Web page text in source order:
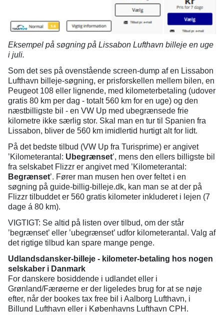
Eksempel på søgning på Lissabon Lufthavn billeje en uge
i juli.
Som det ses på ovenstående screen-dump af en Lissabon
Lufthavn billeje-søgning, er prisforskellen mellem bilen, en
Peugeot 108 eller lignende, med kilometerbetaling (udover
gratis 80 km per dag - totalt 560 km for en uge) og den
næstbilligste bil - en VW Up med ubegrænsede frie
kilometre ikke særlig stor. Skal man en tur til Spanien fra
Lissabon, bliver de 560 km imidlertid hurtigt alt for lidt.
På det bedste tilbud (VW Up fra Turisprime) er angivet
’Kilometerantal: Ubegrænset’, mens den ellers billigste bil
fra selskabet Flizzr er angivet med ’Kilometerantal:
Begrænset’. Fører man musen hen over feltet i en
søgning på guide-billig-billeje.dk, kan man se at der på
Flizzr tilbuddet er 560 gratis kilometer inkluderet i lejen (7
dage á 80 km).
VIGTIGT: Se altid på listen over tilbud, om der står
’begrænset’ eller ’ubegrænset’ udfor kilometerantal. Valg af
det rigtige tilbud kan spare mange penge.
Udlandsdansker-billeje - kilometer-betaling hos nogen
selskaber i Danmark
For danskere bosiddende i udlandet eller i
Grønland/Færøerne er der ligeledes brug for at se nøje
efter, når der bookes tax free bil i Aalborg Lufthavn, i
Billund Lufthavn eller i Københavns Lufthavn CPH.